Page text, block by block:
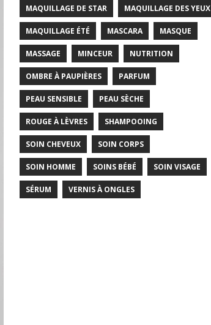
MAQUILLAGE DE STAR MAQUILLAGE DES YEUX
MAQUILLAGE ÉTÉ MASCARA MASQUE
MASSAGE MINCEUR NUTRITION
OMBRE À PAUPIÈRES PARFUM
PEAU SENSIBLE PEAU SÈCHE
ROUGE À LÈVRES SHAMPOOING
SOIN CHEVEUX SOIN CORPS
SOIN HOMME SOINS BÉBÉ SOIN VISAGE
SÉRUM VERNIS À ONGLES